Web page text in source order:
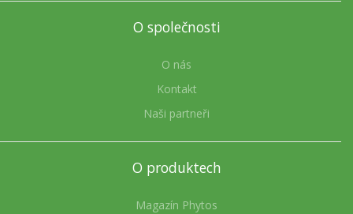
O společnosti
O nás
Kontakt
Naši partneři
O produktech
Magazín Phytos